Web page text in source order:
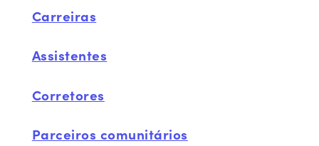
Carreiras
Assistentes
Corretores
Parceiros comunitários